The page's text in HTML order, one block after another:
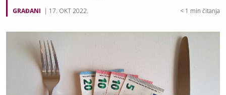
GRAĐANI 17. OKT 2022. < 1 min čitanja